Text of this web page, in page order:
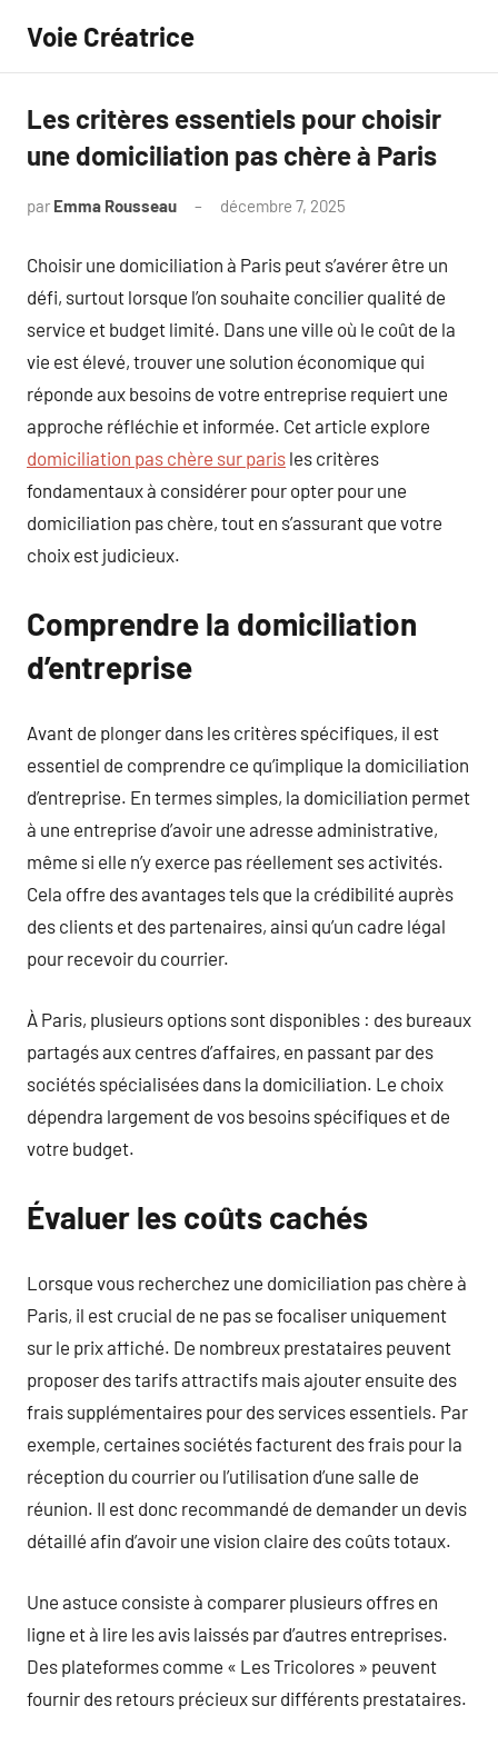
contenu
Voie Créatrice
Les critères essentiels pour choisir
une domiciliation pas chère à Paris
par Emma Rousseau décembre 7, 2025
Choisir une domiciliation à Paris peut s’avérer être un
défi, surtout lorsque l’on souhaite concilier qualité de
service et budget limité. Dans une ville où le coût de la
vie est élevé, trouver une solution économique qui
réponde aux besoins de votre entreprise requiert une
approche réfléchie et informée. Cet article explore
domiciliation pas chère sur paris les critères
fondamentaux à considérer pour opter pour une
domiciliation pas chère, tout en s’assurant que votre
choix est judicieux.
Comprendre la domiciliation
d’entreprise
Avant de plonger dans les critères spécifiques, il est
essentiel de comprendre ce qu’implique la domiciliation
d’entreprise. En termes simples, la domiciliation permet
à une entreprise d’avoir une adresse administrative,
même si elle n’y exerce pas réellement ses activités.
Cela offre des avantages tels que la crédibilité auprès
des clients et des partenaires, ainsi qu’un cadre légal
pour recevoir du courrier.
À Paris, plusieurs options sont disponibles : des bureaux
partagés aux centres d’affaires, en passant par des
sociétés spécialisées dans la domiciliation. Le choix
dépendra largement de vos besoins spécifiques et de
votre budget.
Évaluer les coûts cachés
Lorsque vous recherchez une domiciliation pas chère à
Paris, il est crucial de ne pas se focaliser uniquement
sur le prix affiché. De nombreux prestataires peuvent
proposer des tarifs attractifs mais ajouter ensuite des
frais supplémentaires pour des services essentiels. Par
exemple, certaines sociétés facturent des frais pour la
réception du courrier ou l’utilisation d’une salle de
réunion. Il est donc recommandé de demander un devis
détaillé afin d’avoir une vision claire des coûts totaux.
Une astuce consiste à comparer plusieurs offres en
ligne et à lire les avis laissés par d’autres entreprises.
Des plateformes comme « Les Tricolores » peuvent
fournir des retours précieux sur différents prestataires.